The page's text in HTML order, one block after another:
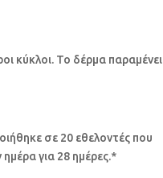
κύκλοι. Το δέρμα παραμένει
σε 20 εθελοντές που
για 28 ημέρες.*